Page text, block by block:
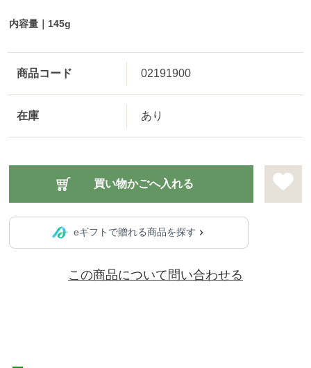
内容量｜145g
商品コード 02191900
在庫 あり
eギフトで贈れる商品を探す
この商品について問い合わせる